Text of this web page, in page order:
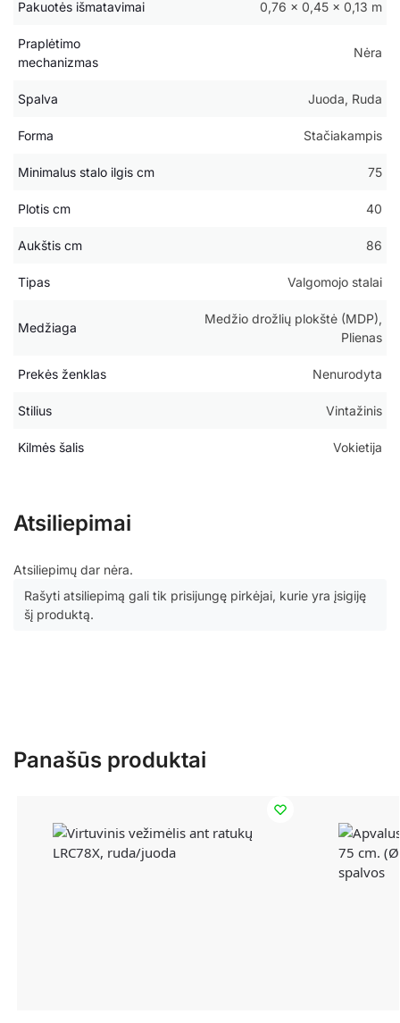
Pakuotės išmatavimai 0,76 × 0,45 × 0,13 m
Praplėtimo
mechanizmas
Nėra
Spalva Juoda, Ruda
Forma Stačiakampis
Minimalus stalo ilgis cm 75
Plotis cm 40
Aukštis cm 86
Tipas Valgomojo stalai
Medžiaga
Medžio drožlių plokštė (MDP),
Plienas
Prekės ženklas Nenurodyta
Stilius Vintažinis
Kilmės šalis Vokietija
Atsiliepimai
Atsiliepimų dar nėra.
Rašyti atsiliepimą gali tik prisijungę pirkėjai, kurie yra įsigiję
šį produktą.
Panašūs produktai